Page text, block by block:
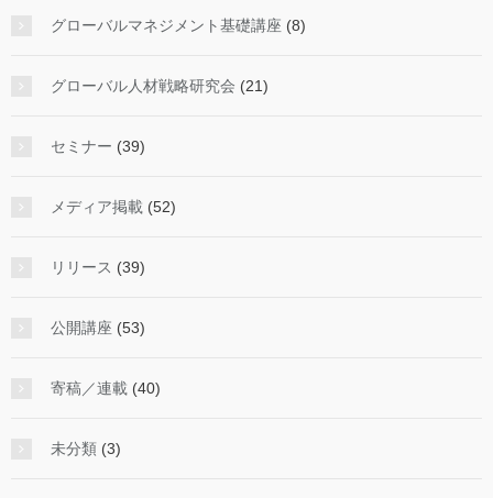
グローバルマネジメント基礎講座 (8)
グローバル人材戦略研究会 (21)
セミナー (39)
メディア掲載 (52)
リリース (39)
公開講座 (53)
寄稿／連載 (40)
未分類 (3)